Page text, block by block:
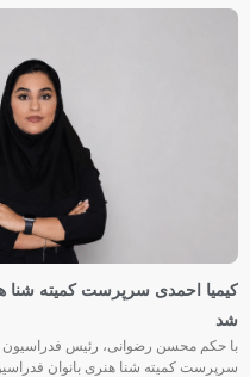
کیمیا احمدی سرپرست کمیته شنا
شد
با حکم محسن رضوانی، رئیس فدراسیون
سرپرست کمیته شنا هنری بانوان